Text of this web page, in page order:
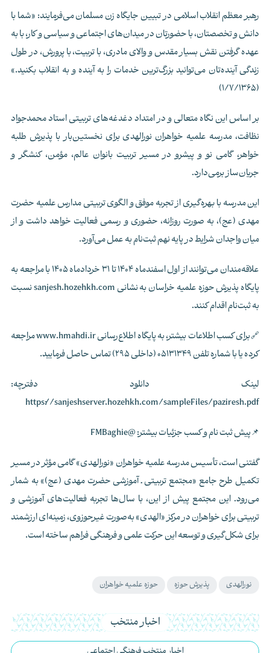
رهبر معظم انقلاب اسلامی در تبیین جایگاه زن مسلمان می‌فرمایند: «شما با
دانش و تخصصتان، با حضورتان در میدان‌های اجتماعی و سیاسی و کار، با به
عهده گرفتن نقش بسیار مقدس و والای مادری، با تربیت، با پرورش، در طول
زندگی آینده‌تان می‌توانید بزرگ‌ترین خدمات را به آینده و به انقلاب بکنید.»
(1/7/1365)
بر اساس این نگاه متعالی و در امتداد دغدغه‌های تربیتی استاد محمدجواد
نظافت، مدرسه علمیه خواهران نورالهدی برای نخستین‌بار با پذیرش طلبه
خواهر، گامی نو و پیشرو در مسیر تربیت بانوان عالم، مؤمن، کنشگر و
جریان‌ساز برمی‌دارد.
این مدرسه با بهره‌گیری از تجربه موفق و الگوی تربیتی مدارس علمیه حضرت
مهدی (عج)، به صورت روزانه، حضوری و رسمی فعالیت خواهد داشت و از
میان واجدان شرایط در پایه نهم ثبت‌نام به عمل می‌آورد.
علاقه‌مندان می‌توانند از اول اسفندماه 1404 تا 31 خردادماه 1405 با مراجعه به
پایگاه پذیرش حوزه علمیه خراسان به نشانی sanjesh.hozehkh.com نسبت
به ثبت‌نام اقدام کنند.
🔗برای کسب اطلاعات بیشتر، به پایگاه اطلاع‌رسانی www.hmahdi.ir مراجعه
کرده یا با شماره‌ تلفن 05131349 (داخلی 295) تماس حاصل فرمایید.
لینک دانلود دفترچه:
https://sanjeshserver.hozehkh.com/sampleFiles/paziresh.pdf
📌پیش ثبت نام و کسب جزئیات بیشتر: @FMBaghie
گفتنی است، تأسیس مدرسه علمیه خواهران «نورالهدی» گامی مؤثر در مسیر
تکمیل طرح جامع «مجتمع تربیتی ـ آموزشی حضرت مهدی (عج)» به شمار
می‌رود. این مجتمع پیش از این، با سال‌ها تجربه فعالیت‌های آموزشی و
تربیتی برای خواهران در مرکز «الهدی» به‌صورت غیرحوزوی، زمینه‌ای ارزشمند
برای شکل‌گیری و توسعه این حرکت علمی و فرهنگی فراهم ساخته است.
نورالهدی پذیرش حوزه حوزه علمیه خواهران
اخبار منتخب